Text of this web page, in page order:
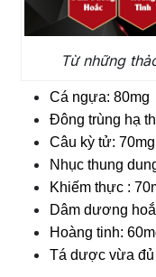
Từ những
Cá ngựa: 80mg
Đông trùng hạ
Câu kỳ tử: 70mg
Nhục thung
Khiếm thực :
Dâm dương
Hoàng tinh:
Tá dược vừa đủ